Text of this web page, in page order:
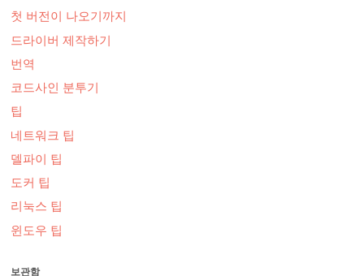
첫 버전이 나오기까지
드라이버 제작하기
번역
코드사인 분투기
팁
네트워크 팁
델파이 팁
도커 팁
리눅스 팁
윈도우 팁
보관함